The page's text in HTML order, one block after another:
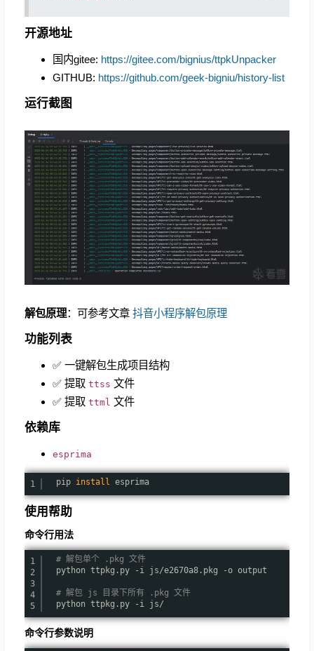
开源地址
国内gitee: https://gitee.com/bignius/ttpkUnpacker
GITHUB: https://github.com/geek-bigniu/history-list
运行截图
解包原理：可参考文章 抖音小程序解包原理
功能列表
✅ 一键解包生成项目结构
✅ 提取 ttss 文件
✅ 提取 ttml 文件
依赖库
esprima
1 pip install esprima
使用帮助
命令行用法
1
2
3
4
5
# 解包单个 .pkg 文件
python ttpkg.py -i js/e2670a8 .pkg -o output
# 解包 js 目录下所有 .pkg 文件
python ttpkg.py -i js/
命令行参数说明